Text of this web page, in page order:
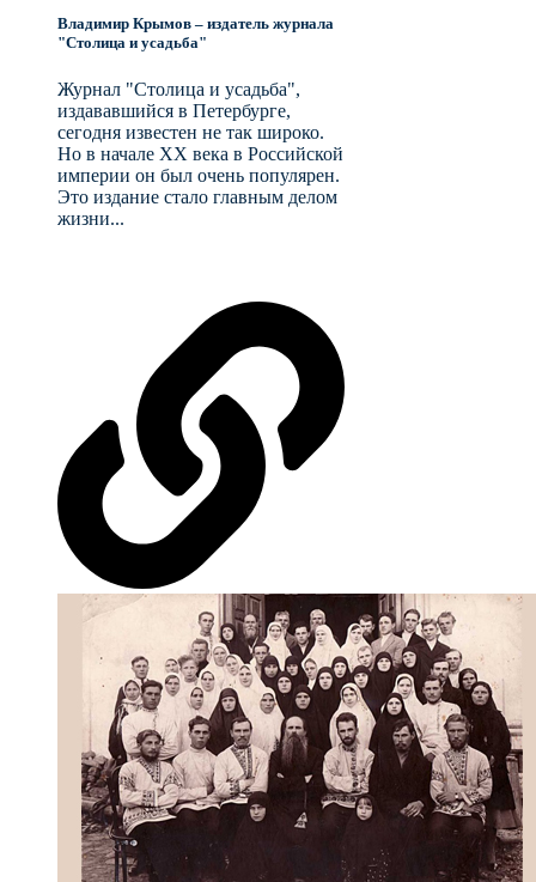
Владимир Крымов – издатель журнала
"Столица и усадьба"
Журнал "Столица и усадьба",
издававшийся в Петербурге,
сегодня известен не так широко.
Но в начале XX века в Российской
империи он был очень популярен.
Это издание стало главным делом
жизни...